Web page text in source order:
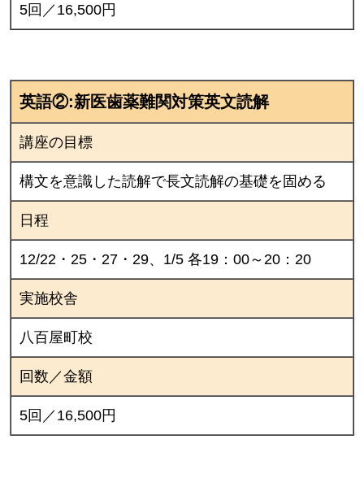
5回／16,500円
英語②:新医歯薬難関対策英文読解
講座の目標
構文を意識した読解で長文読解の基礎を固める
日程
12/22・25・27・29、1/5 各19：00～20：20
実施校舎
八百屋町校
回数／金額
5回／16,500円